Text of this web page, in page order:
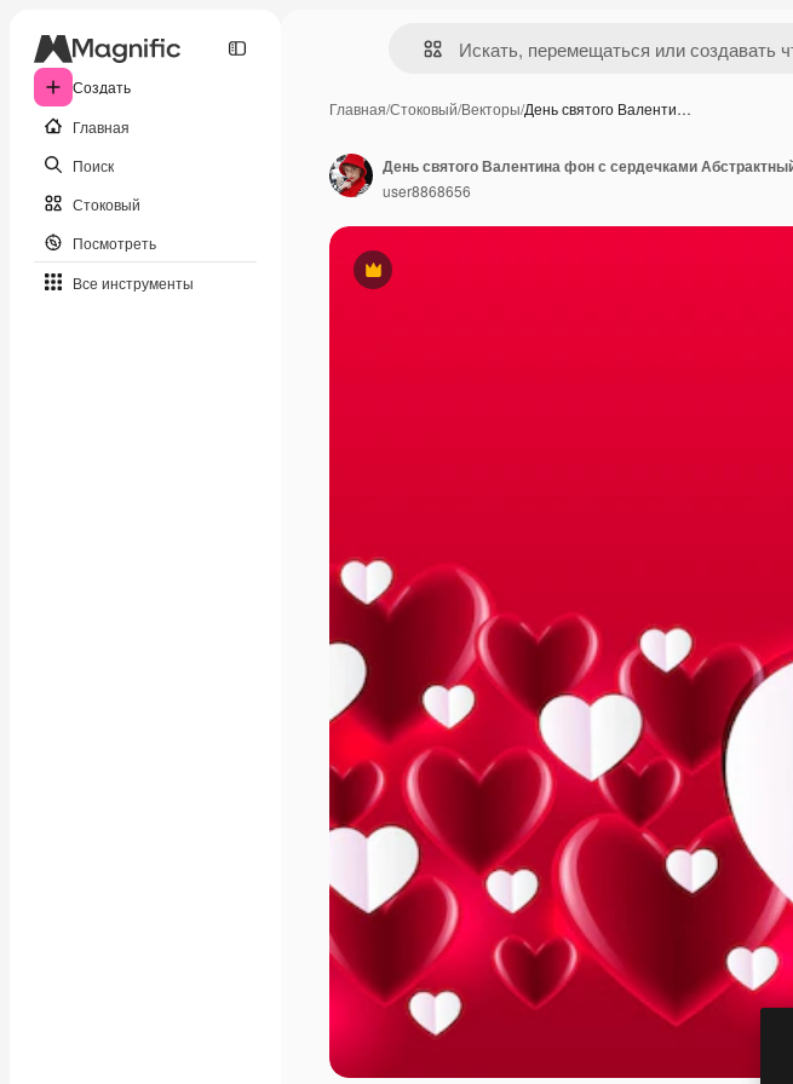
Создать
Главная
Поиск
Стоковый
Посмотреть
Все инструменты
Главная/Стоковый/Векторы/День святого Валенти…
Премиум
user8868656